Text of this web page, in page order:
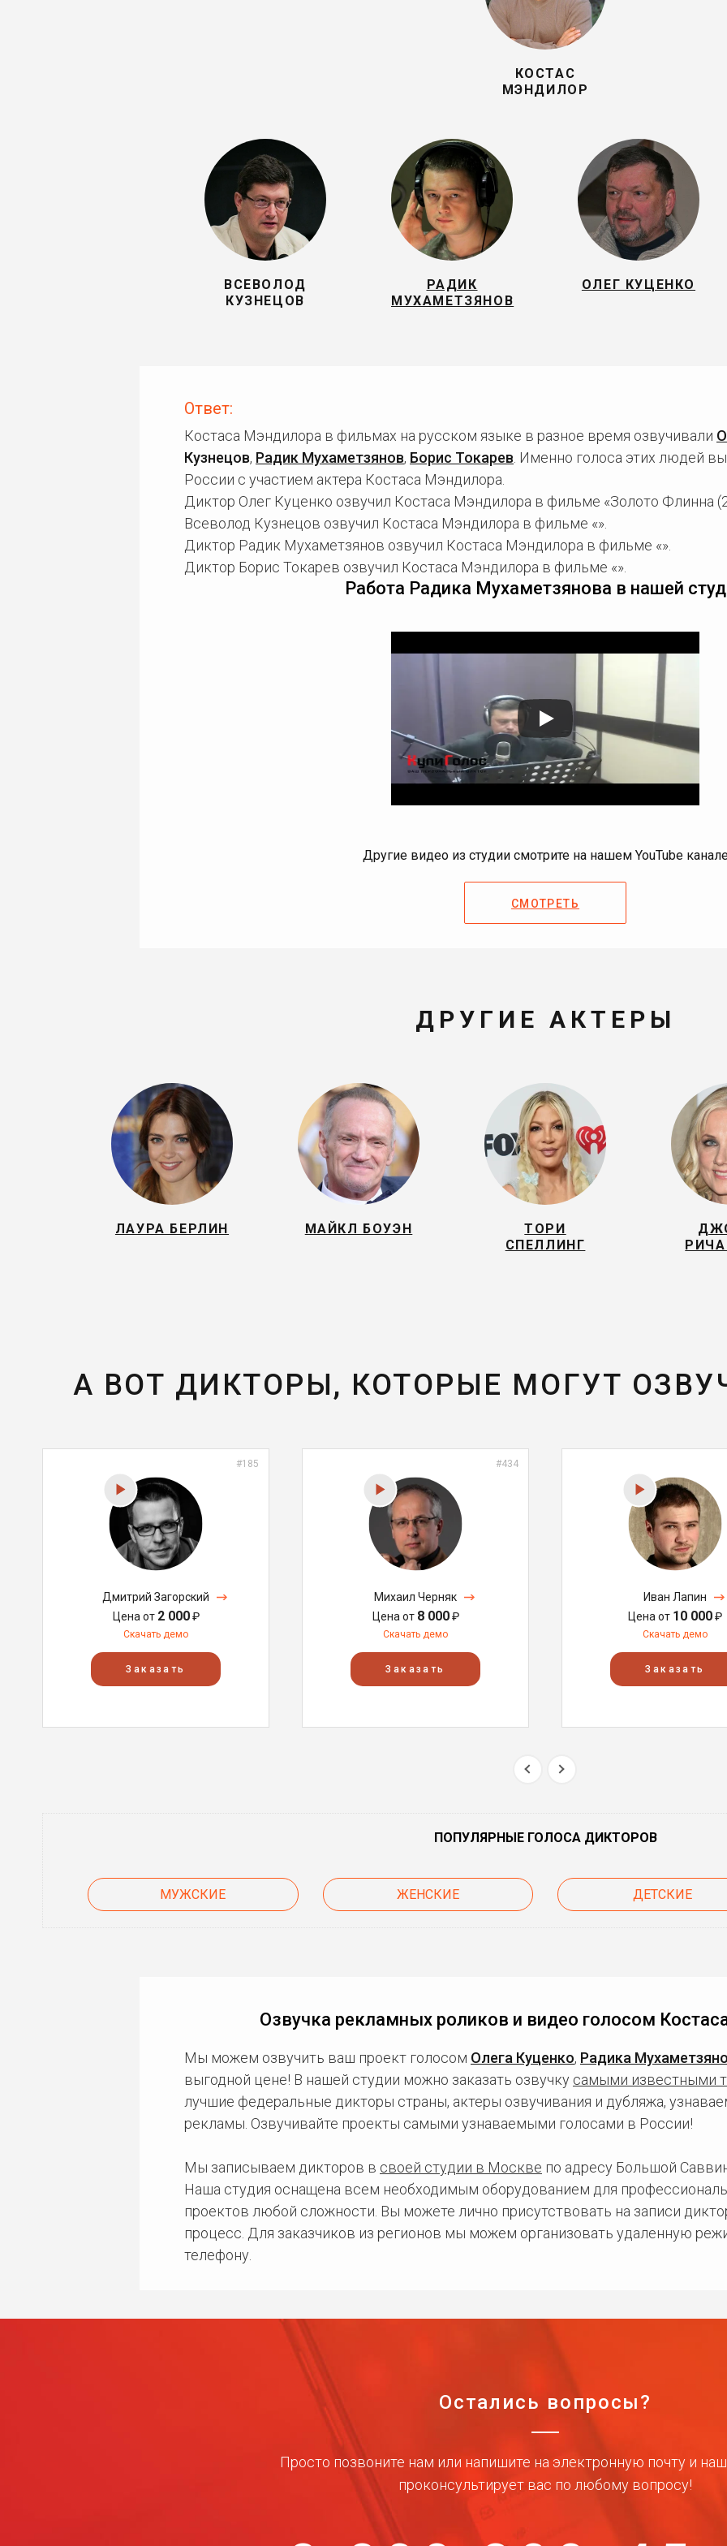
КОСТАС
МЭНДИЛОР
ВСЕВОЛОД
КУЗНЕЦОВ
РАДИК
МУХАМЕТЗЯНОВ
ОЛЕГ КУЦЕНКО
Ответ:
Костаса Мэндилора в фильмах на русском языке в разное время озвучивали
Кузнецов, Радик Мухаметзянов, Борис Токарев . Именно голоса этих людей
России с участием актера Костаса Мэндилора.
Диктор Олег Куценко озвучил Костаса Мэндилора в фильме «Золото Флинна
Всеволод Кузнецов озвучил Костаса Мэндилора в фильме «».
Диктор Радик Мухаметзянов озвучил Костаса Мэндилора в фильме «».
Диктор Борис Токарев озвучил Костаса Мэндилора в фильме «».
Работа Радика Мухаметзянова в нашей
Другие видео из студии смотрите на нашем YouTube
СМОТРЕТЬ
ДРУГИЕ АКТЕРЫ
ЛАУРА БЕРЛИН МАЙКЛ БОУЭН
ТОРИ
СПЕЛЛИНГ
А ВОТ ДИКТОРЫ, КОТОРЫЕ МОГУТ
#185
Дмитрий Загорский
Цена от 2 000₽
Скачать демо
Заказать
#434
Михаил Черняк
Цена от 8 000₽
Скачать демо
Заказать
Иван Лапин
Цена от 10 000₽
Скачать демо
Заказать
ПОПУЛЯРНЫЕ ГОЛОСА ДИКТОРОВ
МУЖСКИЕ ЖЕНСКИЕ ДЕТСКИЕ
Озвучка рекламных роликов и видео голосом
Мы можем озвучить ваш проект голосом Олега Куценко, Радика
выгодной цене! В нашей студии можно заказать озвучку самыми известными
лучшие федеральные дикторы страны, актеры озвучивания и дубляжа,
рекламы. Озвучивайте проекты самыми узнаваемыми голосами в России!
Мы записываем дикторов в своей студии в Москве по адресу Большой
Наша студия оснащена всем необходимым оборудованием для
проектов любой сложности. Вы можете лично присутствовать на записи
процесс. Для заказчиков из регионов мы можем организовать удаленную
телефону.
Остались вопросы?
Просто позвоните нам или напишите на электронную почту и
проконсультирует вас по любому вопросу!